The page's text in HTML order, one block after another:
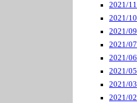
2021/11
2021/10
2021/09
2021/07
2021/06
2021/05
2021/03
2021/02